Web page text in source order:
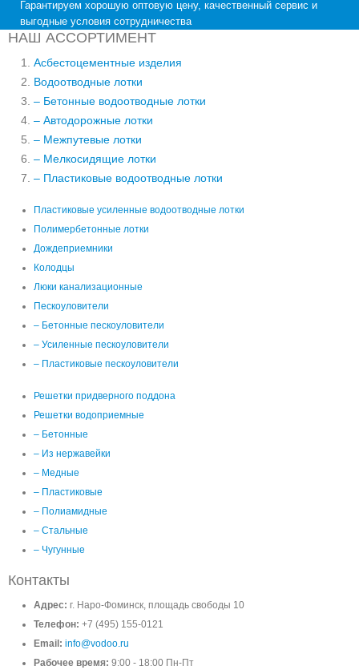
Гарантируем хорошую оптовую цену, качественный сервис и
выгодные условия сотрудничества
НАШ АССОРТИМЕНТ
Асбестоцементные изделия
Водоотводные лотки
– Бетонные водоотводные лотки
– Автодорожные лотки
– Межпутевые лотки
– Мелкосидящие лотки
– Пластиковые водоотводные лотки
Пластиковые усиленные водоотводные лотки
Полимербетонные лотки
Дождеприемники
Колодцы
Люки канализационные
Пескоуловители
– Бетонные пескоуловители
– Усиленные пескоуловители
– Пластиковые пескоуловители
Решетки придверного поддона
Решетки водоприемные
– Бетонные
– Из нержавейки
– Медные
– Пластиковые
– Полиамидные
– Стальные
– Чугунные
Контакты
Адрес: г. Наро-Фоминск, площадь свободы 10
Телефон: +7 (495) 155-0121
Email: info@vodoo.ru
Рабочее время: 9:00 - 18:00 Пн-Пт